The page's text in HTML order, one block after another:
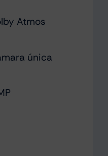
Atmos
única